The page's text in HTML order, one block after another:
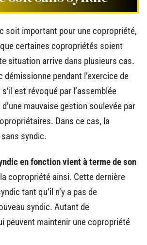
soit important pour une copropriété,
que certaines copropriétés soient
situation arrive dans plusieurs cas.
démissionne pendant l’exercice de
est révoqué par l’assemblée
mauvaise gestion soulevée par
Dans ce cas, la
syndic.
en fonction vient à terme de son
copropriété ainsi. Cette dernière
tant qu’il n’y a pas de
syndic. Autant de
peuvent maintenir une copropriété